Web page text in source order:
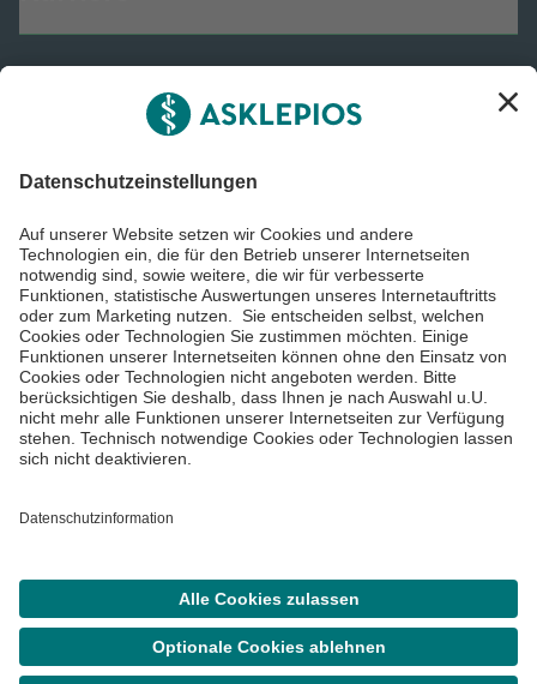
Informiert bleiben
Impressum
Datenschutzinformationen
Barrierefreiheit
©Asklepios Kliniken GmbH & Co. KGaA 2026